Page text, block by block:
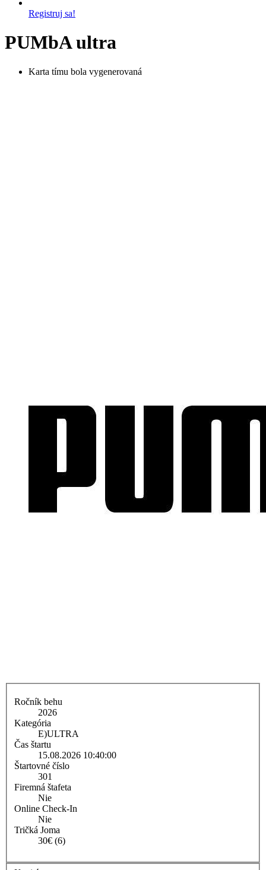
Registruj sa!
PUMbA ultra
Karta tímu bola vygenerovaná
Ročník behu
2026
Kategória
E)ULTRA
Čas štartu
15.08.2026 10:40:00
Štartovné číslo
301
Firemná štafeta
Nie
Online Check-In
Nie
Tričká Joma
30€ (6)